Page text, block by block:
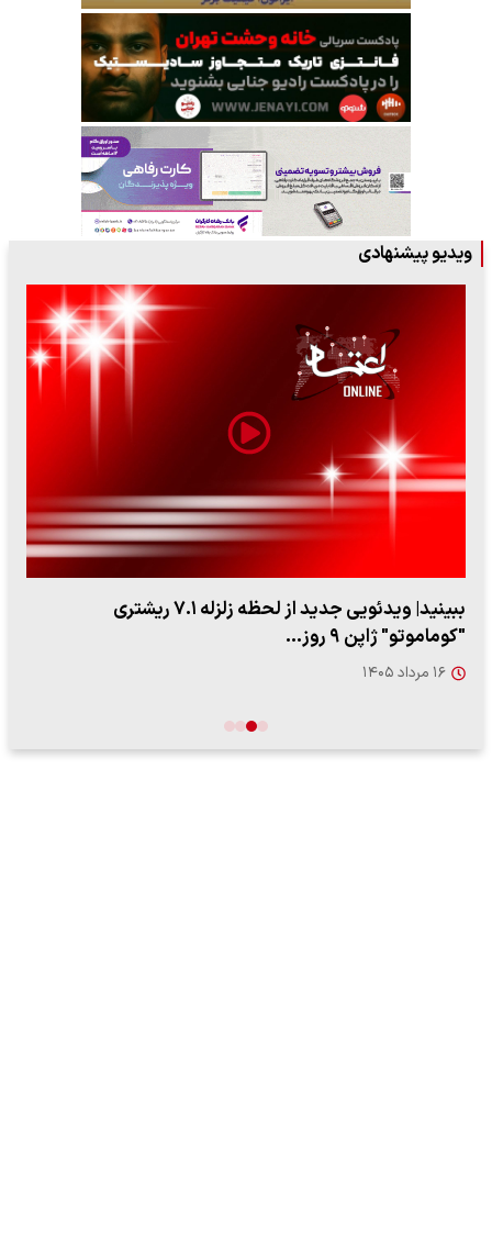
ویدیو پیشنهادی
ببینید| روایت رئیس جمهور از لحظه حمله به بیت رهبری
۱۴ مرداد ۱۴۰۵